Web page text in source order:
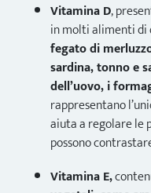
Vitamina D,
in molti alimenti di
fegato di
sardina, tonno e
dell’uovo, i
rappresentano
aiuta a regolare le
possono
Vitamina E,